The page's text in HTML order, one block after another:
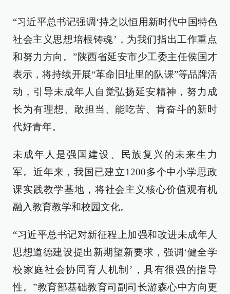
“习近平总书记强调‘持之以恒用新时代中国特色
社会主义思想培根铸魂’，为我们指出工作重点
和努力方向。”陕西省延安市少工委主任侯国才
表示，将持续开展“革命旧址里的队课”等品牌活
动，引导未成年人自觉弘扬延安精神，努力成
长为有理想、敢担当、能吃苦、肯奋斗的新时
代好青年。
未成年人是强国建设、民族复兴的未来生力
军。近年来，我国已建立1200多个中小学思政
课实践教学基地，将社会主义核心价值观有机
融入教育教学和校园文化。
“习近平总书记对新征程上加强和改进未成年人
思想道德建设提出新期望新要求，强调‘健全学
校家庭社会协同育人机制’，具有很强的指导
性。”教育部基础教育司副司长游森心中方向更